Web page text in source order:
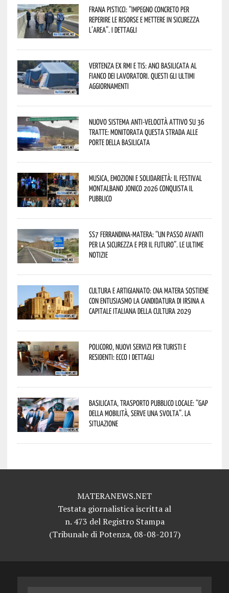
Frana Pisticci: “Impegno concreto per
reperire le risorse e mettere in sicurezza
l’area”. I dettagli
Vertenza ex RMI e TIS: ANCI Basilicata al
fianco dei lavoratori. Questi gli ultimi
aggiornamenti
Nuovo sistema anti-velocità attivo su 36
tratte: monitorata questa strada alle
porte della Basilicata
Musica, emozioni e solidarietà: il Festival
Montalbano Jonico 2026 conquista il
pubblico
SS7 Ferrandina-Matera: “Un passo avanti
per la sicurezza e per il futuro”. Le ultime
notizie
Cultura e Artigianato: CNA Matera sostiene
con entusiasmo la candidatura di Irsina a
Capitale Italiana della Cultura 2029
Policoro, nuovi servizi per turisti e
residenti: ecco i dettagli
Basilicata, trasporto pubblico locale: “Gap
della mobilità, serve una svolta”. La
situazione
MATERANEWS.NET
Testata giornalistica iscritta al
n. 473 del Registro Stampa
(Tribunale di Potenza, 08-08-2017)